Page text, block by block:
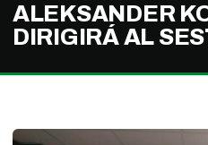
ALEKSANDER
DIRIGIRÁ AL